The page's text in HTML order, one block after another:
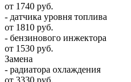
от 1740 руб.
- датчика уровня топлива
от 1810 руб.
- бензинового инжектора
от 1530 руб.
Замена
- радиатора охлаждения
от 3330 руб.